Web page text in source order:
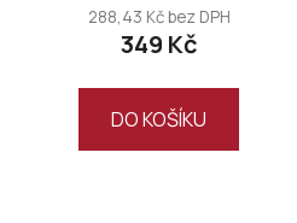
288,43 Kč bez DPH
349 Kč
DO KOŠÍKU